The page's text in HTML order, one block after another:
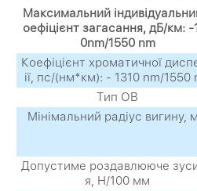
Максимальний
оефіцієнт загасання, дБ/км: -
0nm/1550 nm
Коефіцієнт хроматичної
ії, пс/(нм*км): - 1310 nm/1550
Тип ОВ
Мінімальний радіус вигину,
Допустиме роздавлююче
я, Н/100 мм